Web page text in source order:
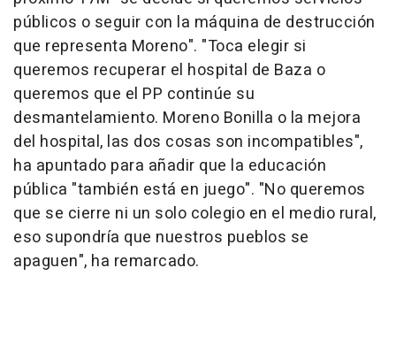
públicos o seguir con la máquina de destrucción
que representa Moreno". "Toca elegir si
queremos recuperar el hospital de Baza o
queremos que el PP continúe su
desmantelamiento. Moreno Bonilla o la mejora
del hospital, las dos cosas son incompatibles",
ha apuntado para añadir que la educación
pública "también está en juego". "No queremos
que se cierre ni un solo colegio en el medio rural,
eso supondría que nuestros pueblos se
apaguen", ha remarcado.